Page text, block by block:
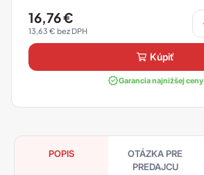
16,76€
13,63 €
kúpiť
Garancia najnižšej ceny
POPIS
OTÁZKA PRE
PREDAJCU